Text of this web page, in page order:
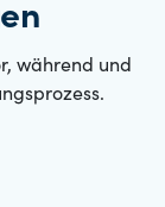
während und